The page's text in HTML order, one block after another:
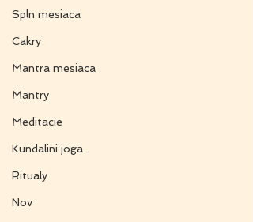
Spln mesiaca
Cakry
Mantra mesiaca
Mantry
Meditacie
Kundalini joga
Ritualy
Nov